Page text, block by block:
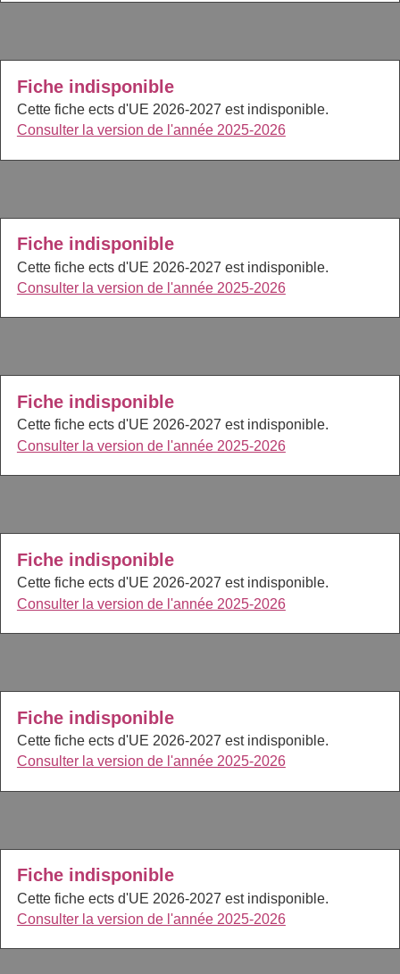
Fiche indisponible
Cette fiche ects d'UE 2026-2027 est indisponible.
Consulter la version de l'année 2025-2026
Fiche indisponible
Cette fiche ects d'UE 2026-2027 est indisponible.
Consulter la version de l'année 2025-2026
Fiche indisponible
Cette fiche ects d'UE 2026-2027 est indisponible.
Consulter la version de l'année 2025-2026
Fiche indisponible
Cette fiche ects d'UE 2026-2027 est indisponible.
Consulter la version de l'année 2025-2026
Fiche indisponible
Cette fiche ects d'UE 2026-2027 est indisponible.
Consulter la version de l'année 2025-2026
Fiche indisponible
Cette fiche ects d'UE 2026-2027 est indisponible.
Consulter la version de l'année 2025-2026